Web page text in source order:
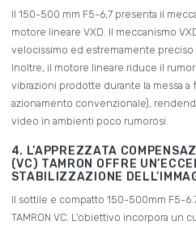
Il 150-500 mm F5-6,7 presenta il
motore lineare VXD. Il meccanismo
velocissimo ed estremamente preciso
Inoltre, il motore lineare riduce il
vibrazioni prodotte durante la messa a
azionamento convenzionale),
video in ambienti poco rumorosi.
4. L’APPREZZATA
(VC) TAMRON OFFRE
STABILIZZAZIONE
Il sottile e compatto 150-500mm F5-
TAMRON VC. L’obiettivo incorpora un